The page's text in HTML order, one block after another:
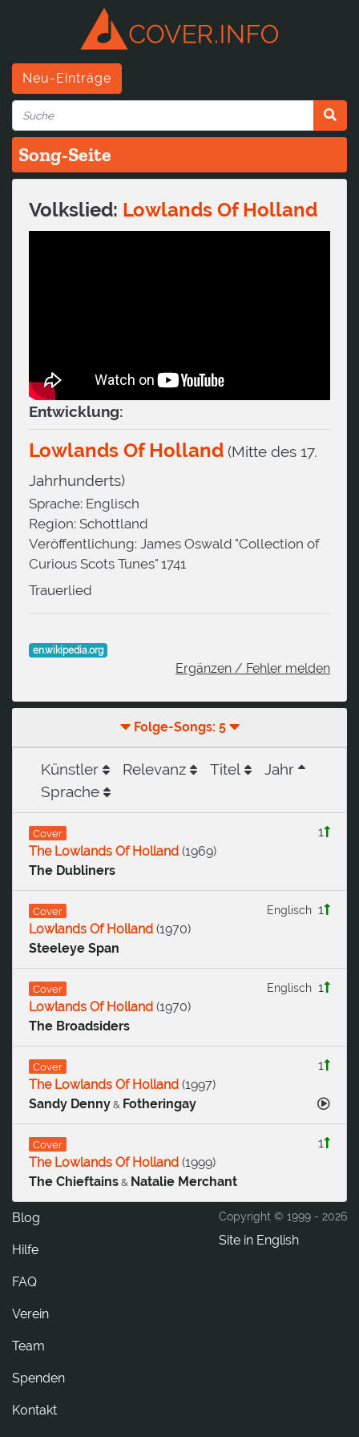
Neu-Einträge
Song-Seite
Volkslied: Lowlands Of Holland
Entwicklung:
Lowlands Of Holland (Mitte des 17.
Jahrhunderts)
Sprache: Englisch
Region: Schottland
Veröffentlichung: James Oswald "Collection of
Curious Scots Tunes" 1741
Trauerlied
en.wikipedia.org
Ergänzen / Fehler melden
Folge-Songs: 5
Künstler Relevanz Titel
Jahr
Sprache
Cover
1
The Lowlands Of Holland (1969)
The Dubliners
Cover 1
Englisch
Lowlands Of Holland (1970)
Steeleye Span
Cover 1
Englisch
Lowlands Of Holland (1970)
The Broadsiders
Cover
1
The Lowlands Of Holland (1997)
Sandy Denny & Fotheringay
Cover
1
The Lowlands Of Holland (1999)
The Chieftains & Natalie Merchant
Copyright © 1999 - 2026
Site in English
Blog
Hilfe
FAQ
Verein
Team
Spenden
tkatnoK